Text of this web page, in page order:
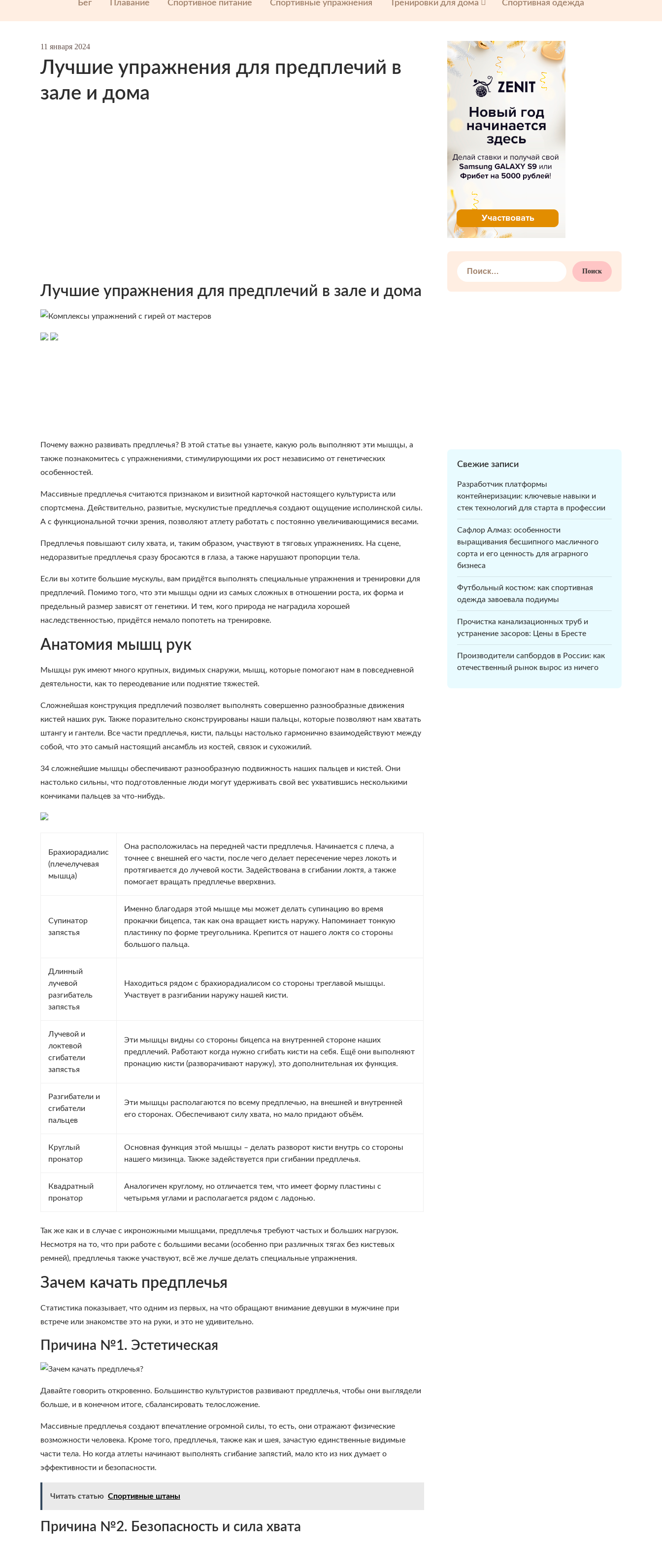
Бег Плавание Спортивное питание Спортивные упражнения Тренировки для дома Спортивная одежда
11 января 2024
Лучшие упражнения для предплечий в
зале и дома
Лучшие упражнения для предплечий в зале и дома
Почему важно развивать предплечья? В этой статье вы узнаете, какую роль выполняют эти мышцы, а
также познакомитесь с упражнениями, стимулирующими их рост независимо от генетических
особенностей.
Массивные предплечья считаются признаком и визитной карточкой настоящего культуриста или
спортсмена. Действительно, развитые, мускулистые предплечья создают ощущение исполинской силы.
А с функциональной точки зрения, позволяют атлету работать с постоянно увеличивающимися весами.
Предплечья повышают силу хвата, и, таким образом, участвуют в тяговых упражнениях. На сцене,
недоразвитые предплечья сразу бросаются в глаза, а также нарушают пропорции тела.
Если вы хотите большие мускулы, вам придётся выполнять специальные упражнения и тренировки для
предплечий. Помимо того, что эти мышцы одни из самых сложных в отношении роста, их форма и
предельный размер зависят от генетики. И тем, кого природа не наградила хорошей
наследственностью, придётся немало попотеть на тренировке.
Анатомия мышц рук
Мышцы рук имеют много крупных, видимых снаружи, мышц, которые помогают нам в повседневной
деятельности, как то переодевание или поднятие тяжестей.
Сложнейшая конструкция предплечий позволяет выполнять совершенно разнообразные движения
кистей наших рук. Также поразительно сконструированы наши пальцы, которые позволяют нам хватать
штангу и гантели. Все части предплечья, кисти, пальцы настолько гармонично взаимодействуют между
собой, что это самый настоящий ансамбль из костей, связок и сухожилий.
34 сложнейшие мышцы обеспечивают разнообразную подвижность наших пальцев и кистей. Они
настолько сильны, что подготовленные люди могут удерживать свой вес ухватившись несколькими
кончиками пальцев за что-нибудь.
Брахиорадиалис
(плечелучевая
мышца)
Она расположилась на передней части предплечья. Начинается с плеча, а
точнее с внешней его части, после чего делает пересечение через локоть и
протягивается до лучевой кости. Задействована в сгибании локтя, а также
помогает вращать предплечье вверхвниз.
Супинатор
запястья
Именно благодаря этой мышце мы может делать супинацию во время
прокачки бицепса, так как она вращает кисть наружу. Напоминает тонкую
пластинку по форме треугольника. Крепится от нашего локтя со стороны
большого пальца.
Длинный
лучевой
разгибатель
запястья
Находиться рядом с брахиорадиалисом со стороны треглавой мышцы.
Участвует в разгибании наружу нашей кисти.
Лучевой и
локтевой
сгибатели
запястья
Эти мышцы видны со стороны бицепса на внутренней стороне наших
предплечий. Работают когда нужно сгибать кисти на себя. Ещё они выполняют
пронацию кисти (разворачивают наружу), это дополнительная их функция.
Разгибатели и
сгибатели
пальцев
Эти мышцы располагаются по всему предплечью, на внешней и внутренней
его сторонах. Обеспечивают силу хвата, но мало придают объём.
Круглый
пронатор
Основная функция этой мышцы – делать разворот кисти внутрь со стороны
нашего мизинца. Также задействуется при сгибании предплечья.
Квадратный
пронатор
Аналогичен круглому, но отличается тем, что имеет форму пластины с
четырьмя углами и располагается рядом с ладонью.
Так же как и в случае с икроножными мышцами, предплечья требуют частых и больших нагрузок.
Несмотря на то, что при работе с большими весами (особенно при различных тягах без кистевых
ремней), предплечья также участвуют, всё же лучше делать специальные упражнения.
Зачем качать предплечья
Статистика показывает, что одним из первых, на что обращают внимание девушки в мужчине при
встрече или знакомстве это на руки, и это не удивительно.
Причина №1. Эстетическая
Давайте говорить откровенно. Большинство культуристов развивают предплечья, чтобы они выглядели
больше, и в конечном итоге, сбалансировать телосложение.
Массивные предплечья создают впечатление огромной силы, то есть, они отражают физические
возможности человека. Кроме того, предплечья, также как и шея, зачастую единственные видимые
части тела. Но когда атлеты начинают выполнять сгибание запястий, мало кто из них думает о
эффективности и безопасности.
Читать статью Спортивные штаны
Причина №2. Безопасность и сила хвата
Найти:
Свежие записи
Разработчик платформы
контейнеризации: ключевые навыки и
стек технологий для старта в профессии
Сафлор Алмаз: особенности
выращивания бесшипного масличного
сорта и его ценность для аграрного
бизнеса
Футбольный костюм: как спортивная
одежда завоевала подиумы
Прочистка канализационных труб и
устранение засоров: Цены в Бресте
Производители сапбордов в России: как
отечественный рынок вырос из ничего